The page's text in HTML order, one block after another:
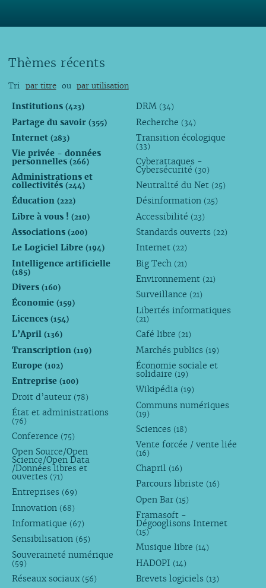
Thèmes récents
Tri par titre ou par utilisation
Institutions (423)
Partage du savoir (355)
Internet (283)
Vie privée - données
personnelles (266)
Administrations et
collectivités (244)
Éducation (222)
Libre à vous ! (210)
Associations (200)
Le Logiciel Libre (194)
Intelligence artificielle
(185)
Divers (160)
Économie (159)
Licences (154)
L’April (136)
Transcription (119)
Europe (102)
Entreprise (100)
Droit d’auteur (78)
État et administrations
(76)
Conference (75)
Open Source/Open
Science/Open Data
/Données libres et
ouvertes (71)
Entreprises (69)
Innovation (68)
Informatique (67)
Sensibilisation (65)
Souveraineté numérique
(59)
Réseaux sociaux (56)
DRM (34)
Recherche (34)
Transition écologique
(33)
Cyberattaques -
Cybersécurité (30)
Neutralité du Net (25)
Désinformation (25)
Accessibilité (23)
Standards ouverts (22)
Internet (22)
Big Tech (21)
Environnement (21)
Surveillance (21)
Libertés informatiques
(21)
Café libre (21)
Marchés publics (19)
Économie sociale et
solidaire (19)
Wikipédia (19)
Communs numériques
(19)
Sciences (18)
Vente forcée / vente liée
(16)
Chapril (16)
Parcours libriste (16)
Open Bar (15)
Framasoft -
Dégooglisons Internet
(15)
Musique libre (14)
HADOPI (14)
Brevets logiciels (13)